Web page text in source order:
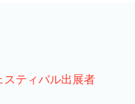
スティバル出展者